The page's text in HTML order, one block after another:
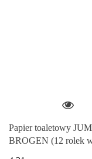
Papier toaletowy
BROGEN (12 rolek